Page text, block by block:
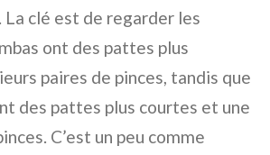
clé est de regarder les
ont des pattes plus
paires de pinces, tandis que
des pattes plus courtes et une
C’est un peu comme